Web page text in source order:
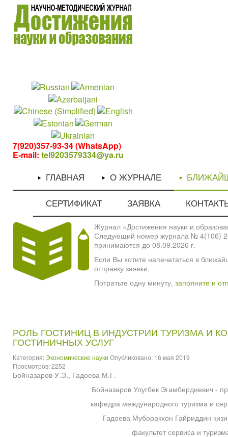
7(920)357-93-34 (WhatsApp)
E-mail: tel9203579334@ya.ru
ГЛАВНАЯ О ЖУРНАЛЕ
СЕРТИФИКАТ ЗАЯВКА
Журнал «Достижения науки и
Следующий номер журнала № 4(106)
принимаются до 08.09.2026 г.
Если Вы хотите напечататься в
отправку заявки.
Потратьте одну минуту, заполните и
РОЛЬ ГОСТИНИЦ В ИНДУСТРИИ ТУРИЗМА И
ГОСТИНИЧНЫХ УСЛУГ
Категория:Экономические науки Опубликовано: 16 мая 2019
Просмотров: 2252
Бойназаров У.Э., Гадоева М.Г.
Бойназаров Улугбек Эгамбердиевич -
кафедра международного туризма и
Гадоева Муборакхон Гайриддин
факультет сервиса и